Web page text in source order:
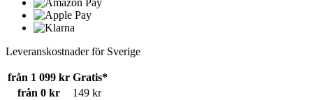
Leveranskostnader för Sverige
från 1 099 kr Gratis*
från 0 kr
149 kr